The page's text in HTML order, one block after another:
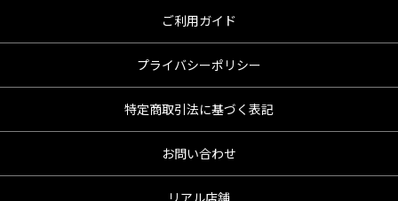
ご利用ガイド
プライバシーポリシー
特定商取引法に基づく表記
お問い合わせ
リアル店舗